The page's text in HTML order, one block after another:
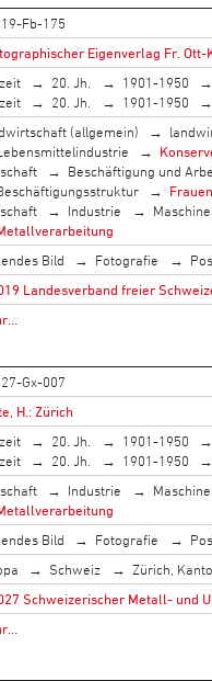
Fb-175
Eigenverlag Fr. Ott-
20. Jh. 1901-1950
20. Jh. 1901-1950
(allgemein)
Beschäftigung und
Industrie
Bild Fotografie
Landesverband freier
Gx-007
H.: Zürich
20. Jh. 1901-1950
20. Jh. 1901-1950
Industrie
Bild Fotografie
Schweiz Zürich,
Schweizerischer Metall- und